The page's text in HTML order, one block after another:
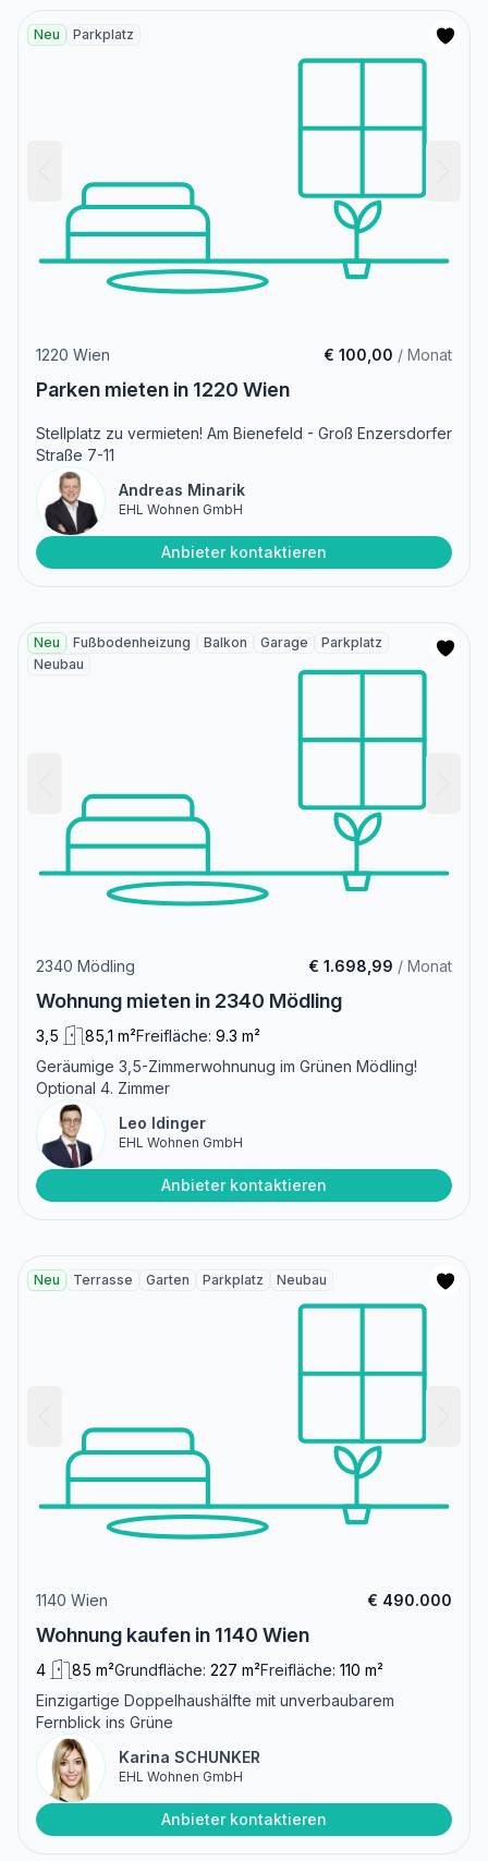
Neu Parkplatz
1220 Wien € 100,00 / Monat
Parken mieten in 1220 Wien
Stellplatz zu vermieten! Am Bienefeld - Groß Enzersdorfer
Straße 7-11
Andreas Minarik
EHL Wohnen GmbH
Anbieter kontaktieren
Neu Fußbodenheizung Balkon Garage
Parkplatz
Neubau
2340 Mödling € 1.698,99 / Monat
Wohnung mieten in 2340 Mödling
3,5 85,1 m²Freifläche: 9.3 m²
Geräumige 3,5-Zimmerwohnunug im Grünen Mödling!
Optional 4. Zimmer
Leo Idinger
EHL Wohnen GmbH
Anbieter kontaktieren
Neu Terrasse Garten Parkplatz Neubau
1140 Wien € 490.000
Wohnung kaufen in 1140 Wien
4 85 m²Grundfläche: 227 m²Freifläche: 110 m²
Einzigartige Doppelhaushälfte mit unverbaubarem
Fernblick ins Grüne
Karina SCHUNKER
EHL Wohnen GmbH
Anbieter kontaktieren